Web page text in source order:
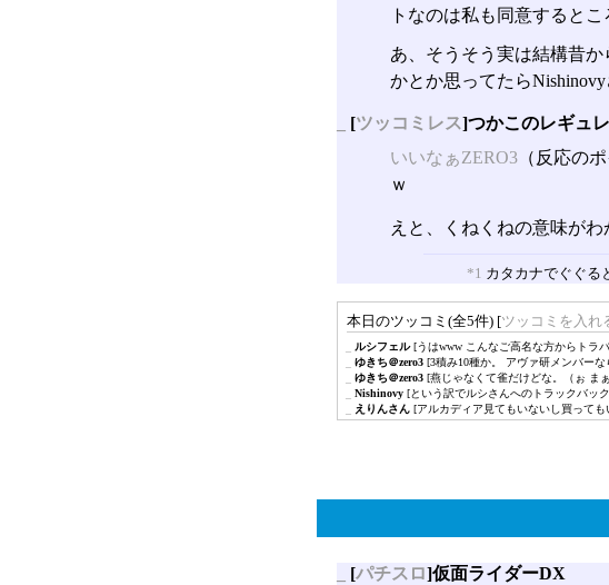
トなのは私も同意するとこ
あ、そうそう実は結構昔
かとか思ってたら
[ツッコミレス]つかこのレギュ
いいなぁZERO3（反応の
ｗ
えと、くねくねの意味が
*1 カタカナでぐぐる
本日のツッコミ(全5件) [ツッコミを入れ
ルシフェル[うはwww こんなご高名な方からトラ
ゆきち＠zero3[3積み10種か。 アヴァ研メンバー
ゆきち＠zero3[燕じゃなくて雀だけどな。（ぉ ま
Nishinovy[という訳でルシさんへのトラックバッ
えりんさん[アルカディア見てもいないし買って
[パチスロ]仮面ライダーDX